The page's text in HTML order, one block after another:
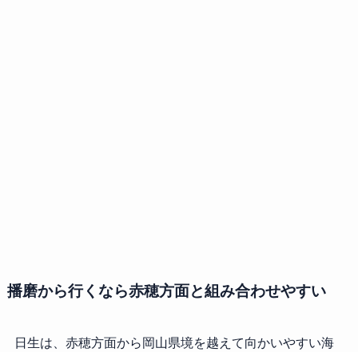
播磨から行くなら赤穂方面と組み合わせやすい
日生は、赤穂方面から岡山県境を越えて向かいやすい海